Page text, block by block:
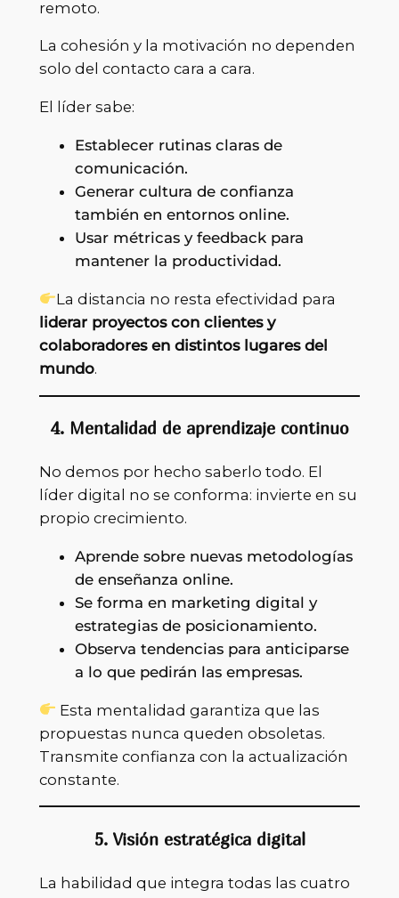
remoto.
La cohesión y la motivación no dependen
solo del contacto cara a cara.
El líder sabe:
Establecer rutinas claras de
comunicación.
Generar cultura de confianza
también en entornos online.
Usar métricas y feedback para
mantener la productividad.
La distancia no resta efectividad para
liderar proyectos con clientes y
colaboradores en distintos lugares del
mundo.
4. Mentalidad de aprendizaje continuo
No demos por hecho saberlo todo. El
líder digital no se conforma: invierte en su
propio crecimiento.
Aprende sobre nuevas metodologías
de enseñanza online.
Se forma en marketing digital y
estrategias de posicionamiento.
Observa tendencias para anticiparse
a lo que pedirán las empresas.
Esta mentalidad garantiza que las
propuestas nunca queden obsoletas.
Transmite confianza con la actualización
constante.
5. Visión estratégica digital
La habilidad que integra todas las cuatro